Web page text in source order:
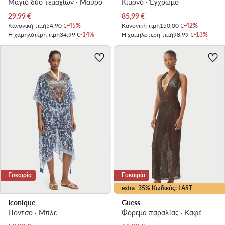
Μαγιό δύο τεμαχίων · Μαύρο
Τρέχουσα τιμή
29,99€
Κανονική τιμή54,90 €-45%
Η χαμηλότερη τιμή34,99 €-14%
Κιμονό · Έγχρωμο
Τρέχουσα τιμή
85,99€
Κανονική τιμή150,00 €-42%
Η χαμηλότερη τιμή98,99 €-13%
Ευκαιρία
Iconique
Πόντσο · Μπλε
extra -35% Κωδικός: LAST
Ευκαιρία
Guess
Φόρεμα παραλίας · Καφέ